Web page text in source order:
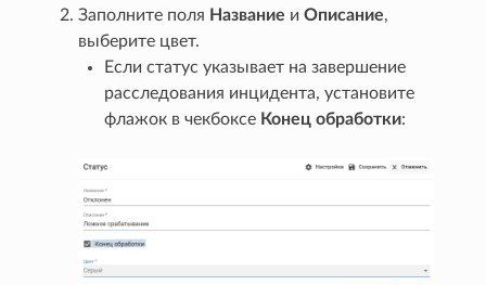
Заполните поля Название иОписание,
выберите цвет.
Если статус указывает на завершение
расследования инцидента, установите
флажок в чекбоксе Конец обработки: